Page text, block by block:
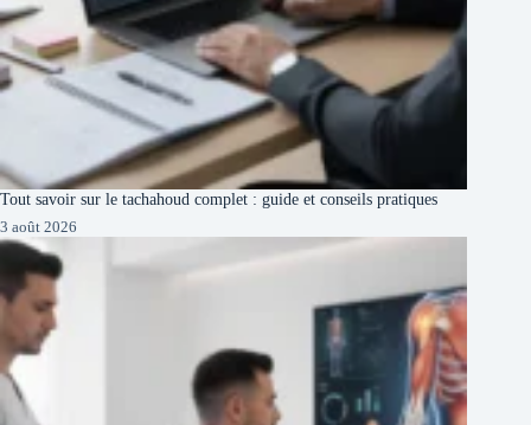
Tout savoir sur le tachahoud complet : guide et conseils pratiques
3 août 2026